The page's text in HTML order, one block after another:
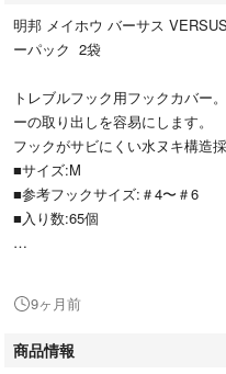
明邦 メイホウ バーサス
ーパック 2袋
トレブルフック用フックカバー
ーの取り出しを容易にします。
フックがサビにくい水ヌキ構造採
■サイズ:M
■参考フックサイズ:＃4〜＃6
■入り数:65個
新品未開封ですが自宅保管の為
出来るだけ早めの発送に心がけて
土、日、祝日は発送出来ない場
9ヶ月前
商品情報